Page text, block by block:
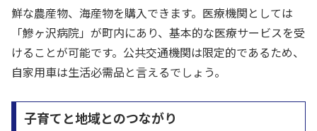
鮮な農産物、海産物を購入できます。医療機関としては
「鰺ヶ沢病院」が町内にあり、基本的な医療サービスを受
けることが可能です。公共交通機関は限定的であるため、
自家用車は生活必需品と言えるでしょう。
子育てと地域とのつながり